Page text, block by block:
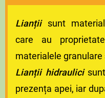
Lianții
sunt
care au
materialele
Lianții hidraulici
prezența apei, iar